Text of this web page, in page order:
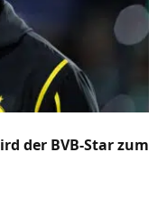
der BVB-Star zum